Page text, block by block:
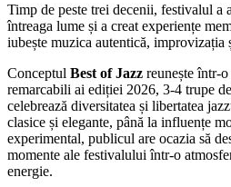
Timp de peste trei decenii, festivalul a
întreaga lume și a creat experiențe
iubește muzica autentică, improvizația
Conceptul Best of Jazz reunește într-
remarcabili ai ediției 2026, 3-4 trupe
celebrează diversitatea și libertatea
clasice și elegante, până la influențe
experimental, publicul are ocazia să
momente ale festivalului într-o
energie.